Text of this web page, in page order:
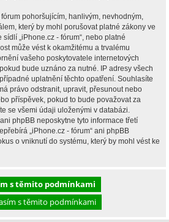
pohoršujícím, hanlivým, nevhodným,
který by mohl porušovat platné zákony ve
„iPhone.cz - fórum“, nebo platné
může vést k okamžitému a trvalému
vašeho poskytovatele internetových
bude uznáno za nutné. IP adresy všech
uplatnění těchto opatření. Souhlasíte
právo odstranit, upravit, přesunout nebo
příspěvek, pokud to bude považovat za
se všemi údaji uloženými v databázi.
phpBB neposkytne tyto informace třetí
„iPhone.cz - fórum“ ani phpBB
o vniknutí do systému, který by mohl vést ke